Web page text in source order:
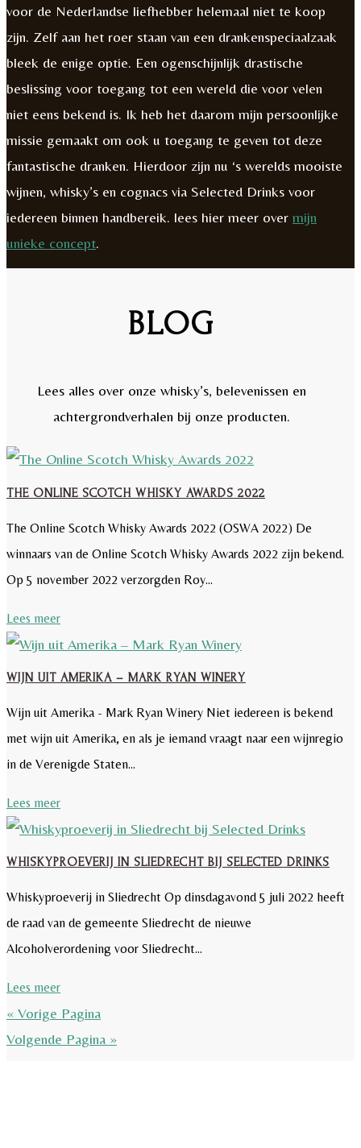
voor de Nederlandse liefhebber helemaal niet te koop
zijn. Zelf aan het roer staan van een drankenspeciaalzaak
bleek de enige optie. Een ogenschijnlijk drastische
beslissing voor toegang tot een wereld die voor velen
niet eens bekend is. Ik heb het daarom mijn persoonlijke
missie gemaakt om ook u toegang te geven tot deze
fantastische dranken. Hierdoor zijn nu ‘s werelds mooiste
wijnen, whisky’s en cognacs via Selected Drinks voor
iedereen binnen handbereik. lees hier meer over mijn
unieke concept.
BLOG
Lees alles over onze whisky’s, belevenissen en
achtergrondverhalen bij onze producten.
THE ONLINE SCOTCH WHISKY AWARDS 2022
The Online Scotch Whisky Awards 2022 (OSWA 2022) De
winnaars van de Online Scotch Whisky Awards 2022 zijn bekend.
Op 5 november 2022 verzorgden Roy...
Lees meer
WIJN UIT AMERIKA – MARK RYAN WINERY
Wijn uit Amerika - Mark Ryan Winery Niet iedereen is bekend
met wijn uit Amerika, en als je iemand vraagt naar een wijnregio
in de Verenigde Staten...
Lees meer
WHISKYPROEVERIJ IN SLIEDRECHT BIJ SELECTED DRINKS
Whiskyproeverij in Sliedrecht Op dinsdagavond 5 juli 2022 heeft
de raad van de gemeente Sliedrecht de nieuwe
Alcoholverordening voor Sliedrecht...
Lees meer
« Vorige Pagina
Volgende Pagina »